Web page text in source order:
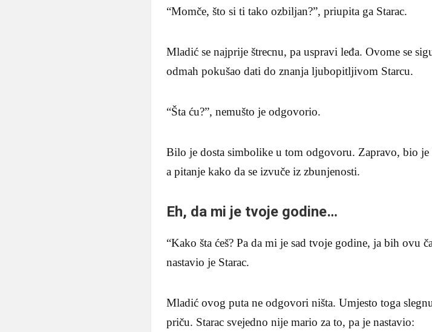
“Momče, što si ti tako ozbiljan?”, priupita ga Starac.
Mladić se najprije štrecnu, pa uspravi leđa. Ovome se
odmah pokušao dati do znanja ljubopitljivom Starcu.
“Šta ću?”, nemušto je odgovorio.
Bilo je dosta simbolike u tom odgovoru. Zapravo, bio
a pitanje kako da se izvuče iz zbunjenosti.
Eh, da mi je tvoje godine…
“Kako šta ćeš? Pa da mi je sad tvoje godine, ja bih ovu
nastavio je Starac.
Mladić ovog puta ne odgovori ništa. Umjesto toga
priču. Starac svejedno nije mario za to, pa je nastavio: